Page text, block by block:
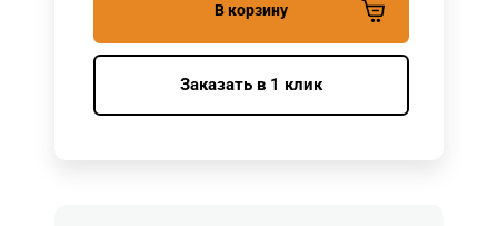
В корзину
Заказать в 1 клик